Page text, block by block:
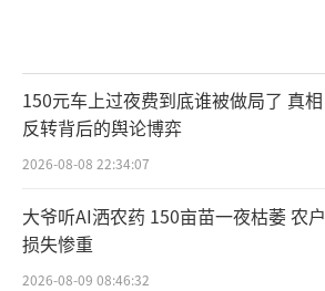
150元车上过夜费到底谁被做局了 真相
反转背后的舆论博弈
2026-08-08 22:34:07
大爷听AI洒农药 150亩苗一夜枯萎 农户
损失惨重
2026-08-09 08:46:32